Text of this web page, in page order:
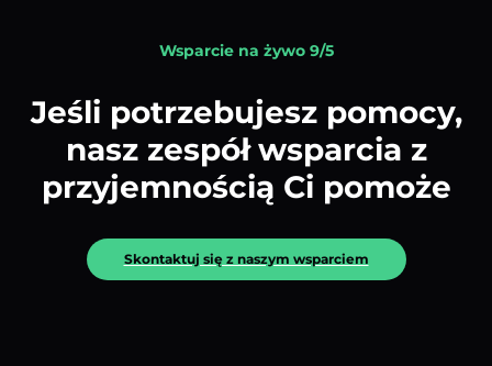
Wsparcie na żywo 9/5
Jeśli potrzebujesz pomocy,
nasz zespół wsparcia z
przyjemnością Ci pomoże
Skontaktuj się z naszym wsparciem